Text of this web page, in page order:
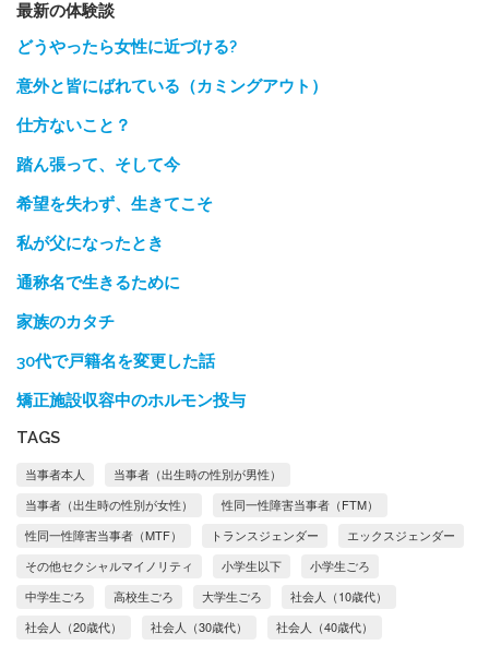
最新の体験談
どうやったら女性に近づける?
意外と皆にばれている（カミングアウト）
仕方ないこと？
踏ん張って、そして今
希望を失わず、生きてこそ
私が父になったとき
通称名で生きるために
家族のカタチ
30代で戸籍名を変更した話
矯正施設収容中のホルモン投与
TAGS
当事者本人
当事者（出生時の性別が男性）
当事者（出生時の性別が女性）
性同一性障害当事者（FTM）
性同一性障害当事者（MTF）
トランスジェンダー
エックスジェンダー
その他セクシャルマイノリティ
小学生以下
小学生ごろ
中学生ごろ
高校生ごろ 大学生ごろ
社会人（10歳代）
社会人（20歳代）
社会人（30歳代）
社会人（40歳代）